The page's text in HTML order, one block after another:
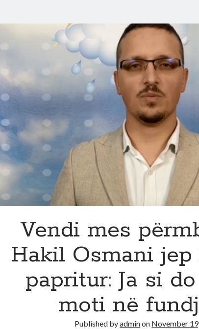
Vendi mes
Hakil Osmani
papritur: Ja si
moti në
Published byadminon November